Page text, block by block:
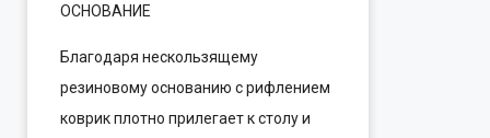
ОСНОВАНИЕ
Благодаря нескользящему
резиновому основанию с рифлением
коврик плотно прилегает к столу и